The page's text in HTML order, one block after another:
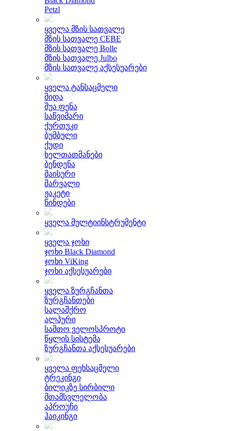
Petzl
ყველა მზის სათვალე
მზის სათვალე CEBE
მზის სათვალე Bolle
მზის სათვალე Julbo
მზის სათვალე აქსესუარები
ყველა ტანსაცმელი
შიდა
შუა ფენა
საწვიმარი
ქურთუკი
ბუმბული
ქუდი
ხელთათმანები
ბენდენა
მაისური
შარვალი
ჟაკეტი
წინდები
ყველა მულტიინსტრუმენტი
ყველა ჯოხი
ჯოხი Black Diamond
ჯოხი ViKing
ჯოხი აქსესუარები
ყველა ზურგჩანთა
ზურგჩანთები
სალაშქრო
ალპური
სამთო ველოსპროტი
წყლის სისტემა
ზურგჩანთა აქსესუარები
ყველა ფეხსაცმელი
ტრეკინგი
ბილიკზე სირბილი
მთამსვლელობა
აპროუჩი
ჰაიკინგი